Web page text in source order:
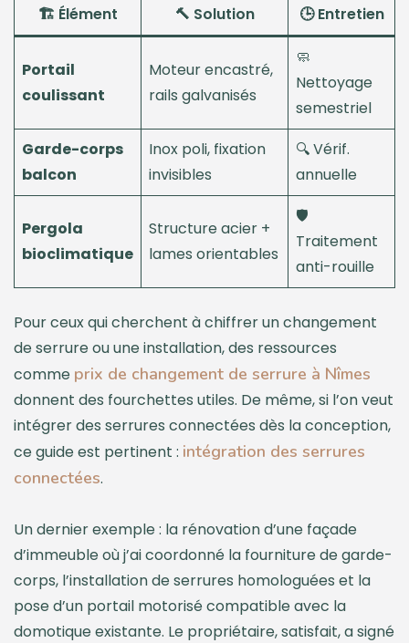
🏗️ Élément 🔨 Solution 🕒 Entretien
Portail
coulissant
Moteur encastré,
rails galvanisés
🧼
Nettoyage
semestriel
Garde-corps
balcon
Inox poli, fixation
invisibles
🔍 Vérif.
annuelle
Pergola
bioclimatique
Structure acier +
lames orientables
🛡️
Traitement
anti-rouille
Pour ceux qui cherchent à chiffrer un changement
de serrure ou une installation, des ressources
comme prix de changement de serrure à Nîmes
donnent des fourchettes utiles. De même, si l’on veut
intégrer des serrures connectées dès la conception,
ce guide est pertinent : intégration des serrures
connectées.
Un dernier exemple : la rénovation d’une façade
d’immeuble où j’ai coordonné la fourniture de garde-
corps, l’installation de serrures homologuées et la
pose d’un portail motorisé compatible avec la
domotique existante. Le propriétaire, satisfait, a signé